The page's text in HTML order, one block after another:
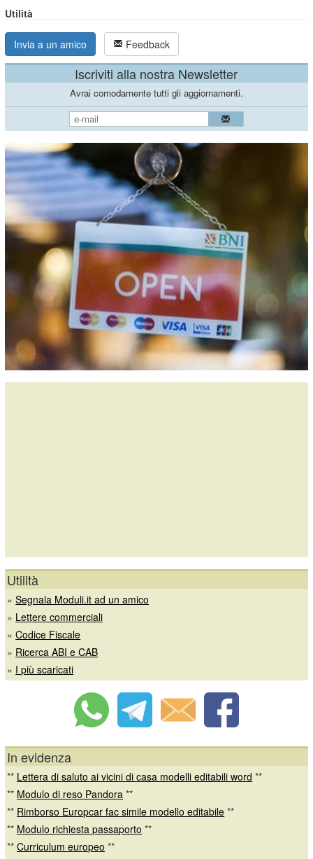
Utilità
Invia a un amico Feedback
Iscriviti alla nostra Newsletter
Avrai comodamente tutti gli aggiornamenti.
Utilità
»Segnala Moduli.it ad un amico
» Lettere commerciali
»Codice Fiscale
» Ricerca ABI e CAB
» I più scaricati
In evidenza
** Lettera di saluto ai vicini di casa modelli editabili word **
** Modulo di reso Pandora **
** Rimborso Europcar fac simile modello editabile **
** Modulo richiesta passaporto **
**Curriculum europeo **